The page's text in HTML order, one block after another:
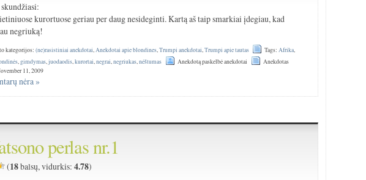
kurortuose geriau per daug nesideginti. Kartą aš taip smarkiai įdegiau, kad
negriuką!
kategorijos:(ne)rasistiniai anekdotai,Anekdotai apie blondines,Trumpi anekdotai,Trumpi apie tautas Tags:Afrika,
,gimdymas,juodaodis,kurortai,negrai,negriukas,nėštumas Anekdotą paskelbė anekdotai
Anekdotas
11, 2009
nėra »
perlas nr.1
(18balsų, vidurkis:4.78)